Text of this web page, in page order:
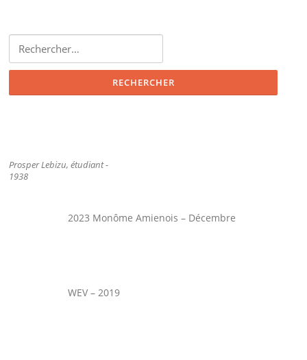
Prosper Lebizu, étudiant -
1938
2023 Monôme Amienois – Décembre
WEV – 2019